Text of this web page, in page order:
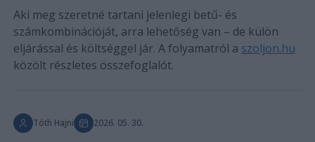
Aki meg szeretné tartani jelenlegi betű- és
számkombinációját, arra lehetőség van – de külön
eljárással és költséggel jár. A folyamatról a szoljon.hu
közölt részletes összefoglalót.
Tóth Hajni 2026. 05. 30.